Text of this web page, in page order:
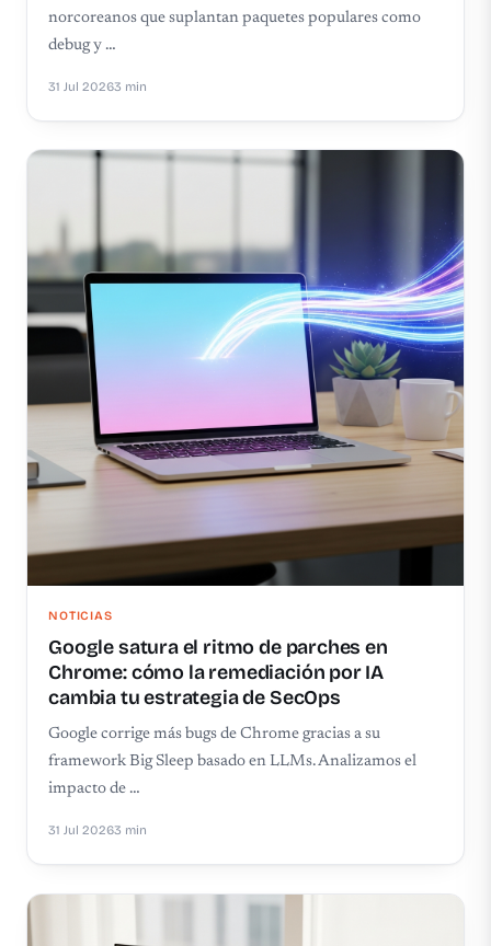
norcoreanos que suplantan paquetes populares como
debug y …
31 Jul 20263 min
NOTICIAS
Google satura el ritmo de parches en
Chrome: cómo la remediación por IA
cambia tu estrategia de SecOps
Google corrige más bugs de Chrome gracias a su
framework Big Sleep basado en LLMs. Analizamos el
impacto de …
31 Jul 20263 min